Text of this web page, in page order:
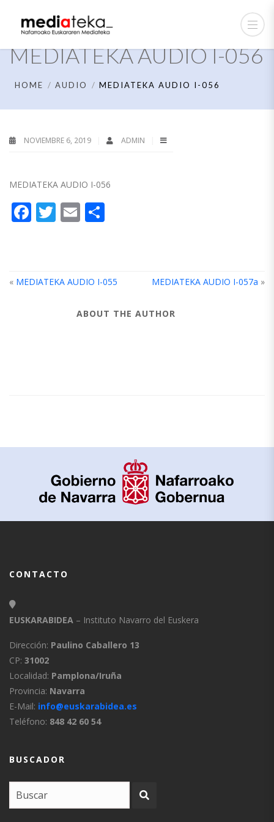
MEDIATEKA AUDIO I-056
HOME AUDIO MEDIATEKA AUDIO I-056
NOVIEMBRE 6, 2019 ADMIN
MEDIATEKA AUDIO I-056
Facebook
Twitter
Email
« MEDIATEKA AUDIO I-055 MEDIATEKA AUDIO I-057a »
ABOUT THE AUTHOR
CONTACTO
EUSKARABIDEA – Instituto Navarro del Euskera
Dirección: Paulino Caballero 13
CP: 31002
Localidad: Pamplona/Iruña
Provincia: Navarra
E-Mail: info@euskarabidea.es
Teléfono: 848 42 60 54
BUSCADOR